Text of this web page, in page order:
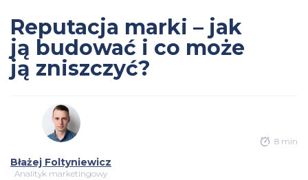
Reputacja marki – jak
ją budować i co może
ją zniszczyć?
Błażej Foltyniewicz
Analityk marketingowy
8 min